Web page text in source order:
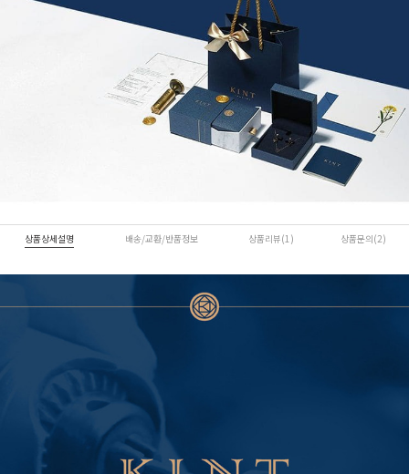
상품상세설명 배송/교환/반품정보 상품리뷰(1) 상품문의(2)